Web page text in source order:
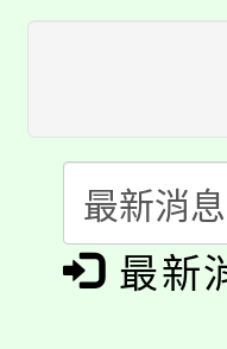
視費優
半價
者。
大園
份教
大溪
份教師
淨零綠
會
115年
程
「本
最新